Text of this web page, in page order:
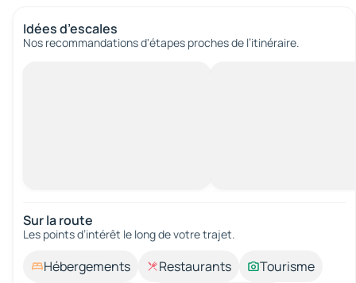
Idées d’escales
Nos recommandations d'étapes proches de l’itinéraire.
Sur la route
Les points d’intérêt le long de votre trajet.
Hébergements Restaurants
Tourisme